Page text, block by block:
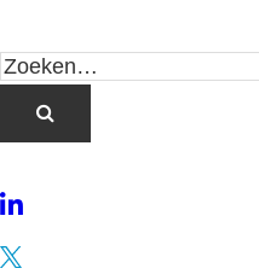
LinkedIn